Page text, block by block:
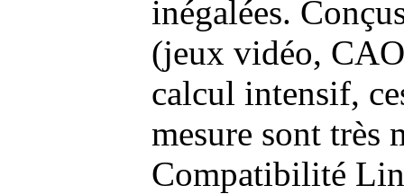
inégalées.
(jeux vidéo,
calcul intensif,
mesure sont très
Compatibilité